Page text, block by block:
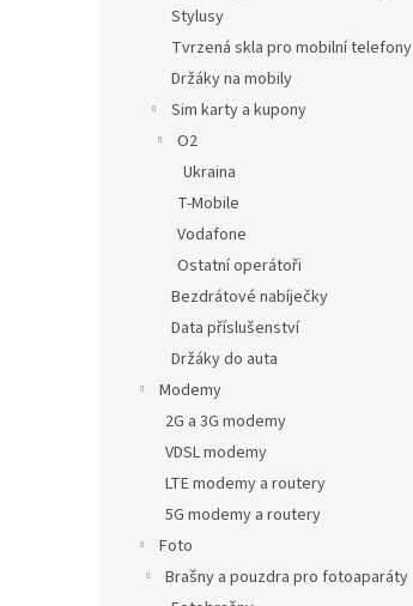
Stylusy
Tvrzená skla pro mobilní telefony
Držáky na mobily
Sim karty a kupony
O2
Ukraina
T-Mobile
Vodafone
Ostatní operátoři
Bezdrátové nabíječky
Data příslušenství
Držáky do auta
Modemy
2G a 3G modemy
VDSL modemy
LTE modemy a routery
5G modemy a routery
Foto
Brašny a pouzdra pro fotoaparáty